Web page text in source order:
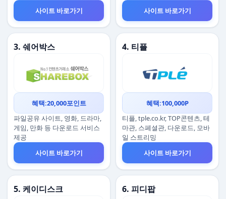
사이트 바로가기
사이트 바로가기
3. 쉐어박스
혜택:20,000포인트
파일공유 사이트, 영화, 드라마,
게임, 만화 등 다운로드 서비스
제공
사이트 바로가기
4. 티플
혜택:100,000P
티플, tple.co.kr, TOP콘텐츠, 테
마관, 스페셜관, 다운로드, 모바
일 스트리밍
사이트 바로가기
5. 케이디스크 6. 피디팝